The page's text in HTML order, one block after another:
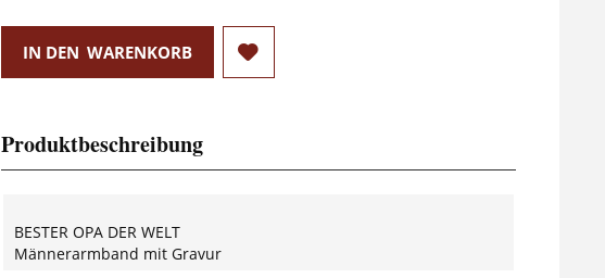
IN DEN WARENKORB
Produktbeschreibung
BESTER OPA DER WELT
Männerarmband mit Gravur